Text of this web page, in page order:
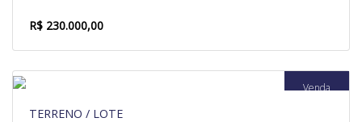
R$ 230.000,00
Venda
TERRENO / LOTE